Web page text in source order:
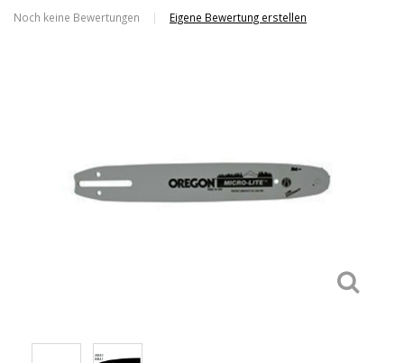
Noch keine Bewertungen | Eigene Bewertung erstellen